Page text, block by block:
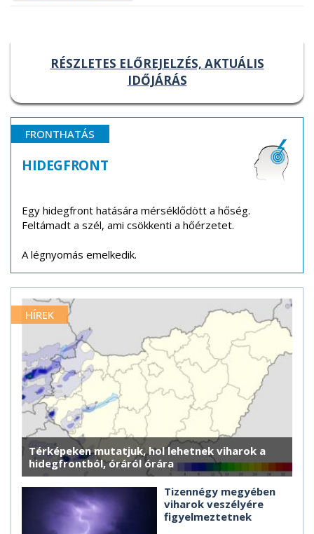
RÉSZLETES ELŐREJELZÉS, AKTUÁLIS
IDŐJÁRÁS
FRONTHATÁS
HIDEGFRONT
Egy hidegfront hatására mérséklődött a hőség.
Feltámadt a szél, ami csökkenti a hőérzetet.
A légnyomás emelkedik.
HÍREK
Térképeken mutatjuk, hol lehetnek viharok a
hidegfrontból, óráról órára
Tizennégy megyében
viharok veszélyére
figyelmeztetnek